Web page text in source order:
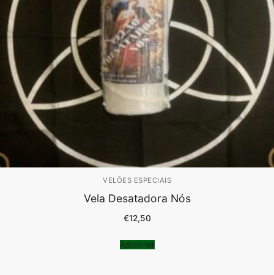
VELÕES ESPECIAIS
Vela Desatadora Nós
€12,50
Adicionar